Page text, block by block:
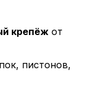
крепёж от
пистонов,